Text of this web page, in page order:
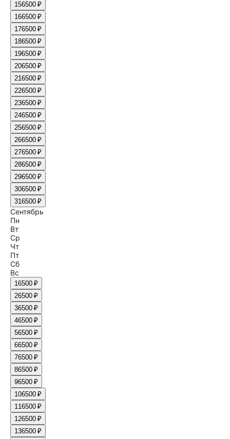
156500 ₽
166500 ₽
176500 ₽
186500 ₽
196500 ₽
206500 ₽
216500 ₽
226500 ₽
236500 ₽
246500 ₽
256500 ₽
266500 ₽
276500 ₽
286500 ₽
296500 ₽
306500 ₽
316500 ₽
Сентябрь
Пн
Вт
Ср
Чт
Пт
Сб
Вс
16500 ₽
26500 ₽
36500 ₽
46500 ₽
56500 ₽
66500 ₽
76500 ₽
86500 ₽
96500 ₽
106500 ₽
116500 ₽
126500 ₽
136500 ₽